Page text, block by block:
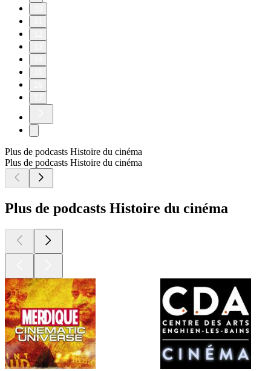
Plus de podcasts Histoire du cinéma
Plus de podcasts Histoire du cinéma
Plus de podcasts Histoire du cinéma